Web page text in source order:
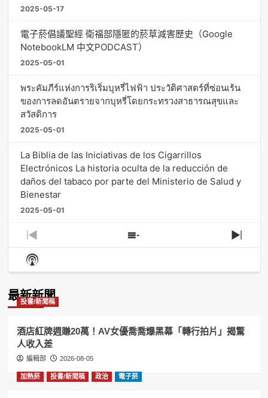
2025-05-17
電子菸倡議聖經 衛福部隱匿的菸草減害歷史（Google
NotebookLM 中文PODCAST）
2025-05-01
พระคัมภีร์แห่งการริเริ่มบุหรี่ไฟฟ้า ประวัติศาสตร์ที่ซ่อนเร้น
ของการลดอันตรายจากบุหรี่โดยกระทรวงสาธารณสุขและ
สวัสดิการ
2025-05-01
La Biblia de las Iniciativas de los Cigarrillos
Electrónicos La historia oculta de la reducción de
daños del tabaco por parte del Ministerio de Salud y
Bienestar
2025-05-01
Previous
Episode
Show
Episodes
Next
Show
Podcast
最新新聞
投書/新聞稿
酒店紅牌週賺20萬！AV女優喬喬爆黑幕「轉行拍片」揭驚
人收入差
編輯部 2026-08-05
加熱菸 投書/新聞稿 政治 電子菸